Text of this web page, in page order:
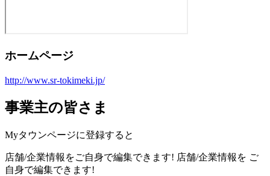
ホームページ
http://www.sr-tokimeki.jp/
事業主の皆さま
Myタウンページに登録すると
店舗/企業情報をご自身で編集できます! 店舗/企業情報を ご
自身で編集できます!